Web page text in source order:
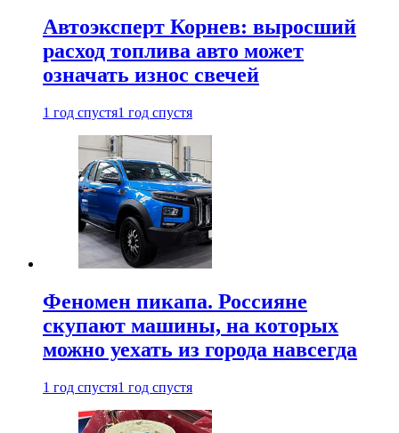
Автоэксперт Корнев: выросший
расход топлива авто может
означать износ свечей
1 год спустя1 год спустя
Феномен пикапа. Россияне
скупают машины, на которых
можно уехать из города навсегда
1 год спустя1 год спустя